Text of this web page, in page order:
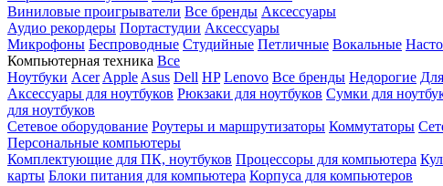
Виниловые проигрыватели Все бренды Аксессуары
Аудио рекордеры Портастудии Аксессуары
Микрофоны Беспроводные Студийные Петличные Вокальные
Компьютерная техника Все
Ноутбуки Acer Apple Asus Dell HP Lenovo Все бренды Недорогие
Аксессуары для ноутбуков Рюкзаки для ноутбуков Сумки для
для ноутбуков
Сетевое оборудование Роутеры и маршрутизаторы Коммутаторы
Персональные компьютеры
Комплектующие для ПК, ноутбуков Процессоры для компьютера
карты Блоки питания для компьютера Корпуса для компьютеров